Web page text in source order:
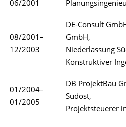
06/2001
08/2001–
12/2003
DE-Consult
GmbH,
Niederlassung
Konstruktiver
01/2004–
01/2005
DB ProjektBau
Südost,
Projektsteuerer